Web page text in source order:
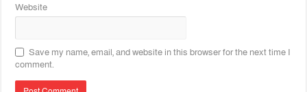
Website
Save my name, email, and website in this browser for the next time I
comment.